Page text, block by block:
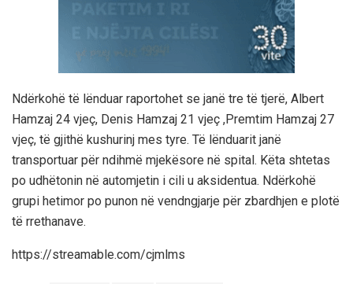
Ndërkohë të lënduar raportohet se janë tre të tjerë, Albert
Hamzaj 24 vjeç, Denis Hamzaj 21 vjeç ,Premtim Hamzaj 27
vjeç, të gjithë kushurinj mes tyre. Të lënduarit janë
transportuar për ndihmë mjekësore në spital. Këta shtetas
po udhëtonin në automjetin i cili u aksidentua. Ndërkohë
grupi hetimor po punon në vendngjarje për zbardhjen e plotë
të rrethanave.
https://streamable.com/cjmlms